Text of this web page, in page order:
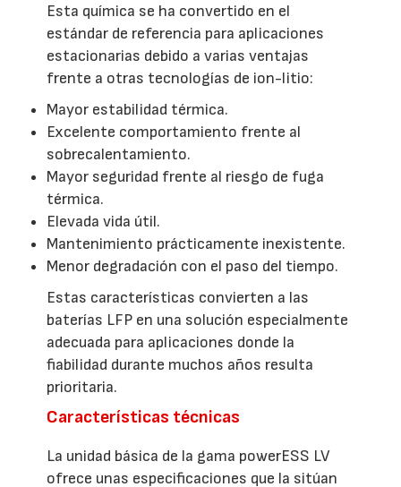
Esta química se ha convertido en el
estándar de referencia para aplicaciones
estacionarias debido a varias ventajas
frente a otras tecnologías de ion-litio:
Mayor estabilidad térmica.
Excelente comportamiento frente al
sobrecalentamiento.
Mayor seguridad frente al riesgo de fuga
térmica.
Elevada vida útil.
Mantenimiento prácticamente inexistente.
Menor degradación con el paso del tiempo.
Estas características convierten a las
baterías LFP en una solución especialmente
adecuada para aplicaciones donde la
fiabilidad durante muchos años resulta
prioritaria.
Características técnicas
La unidad básica de la gama powerESS LV
ofrece unas especificaciones que la sitúan